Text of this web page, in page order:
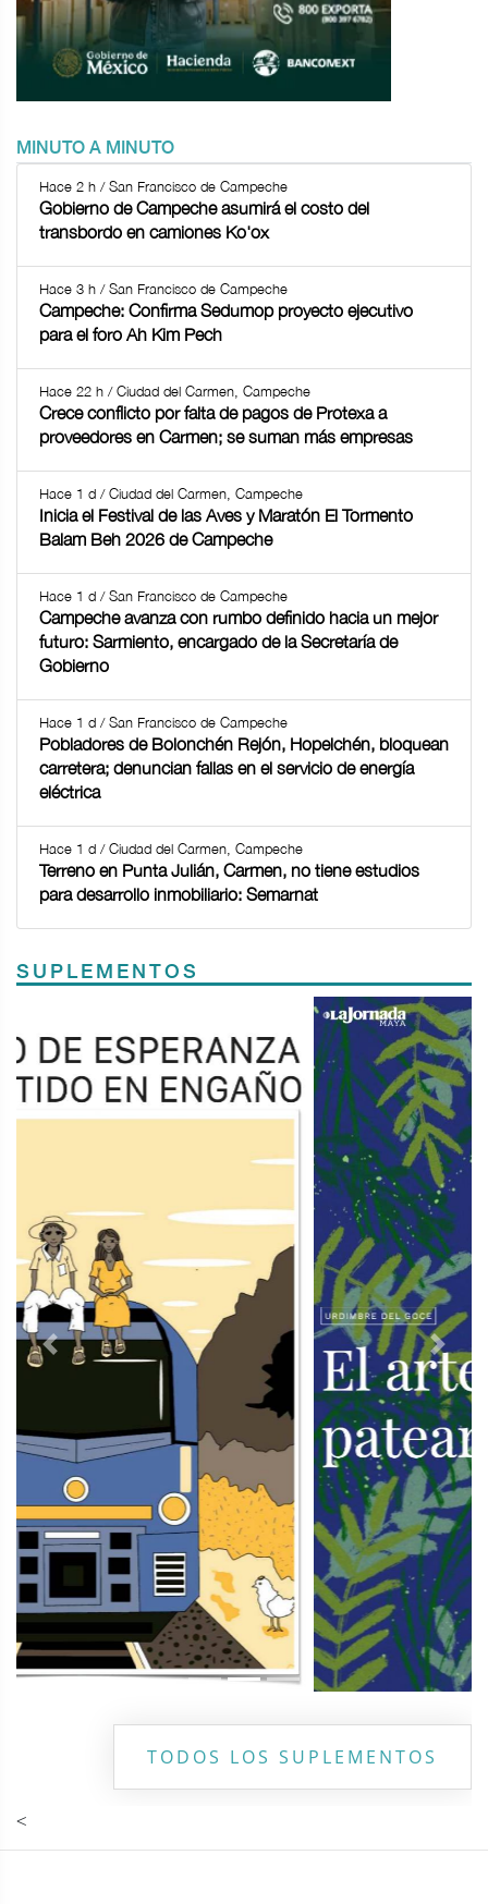
MINUTO A MINUTO
Hace 2 h / San Francisco de Campeche
Gobierno de Campeche asumirá el costo del
transbordo en camiones Ko'ox
Hace 3 h / San Francisco de Campeche
Campeche: Confirma Sedumop proyecto ejecutivo
para el foro Ah Kim Pech
Hace 22 h / Ciudad del Carmen, Campeche
Crece conflicto por falta de pagos de Protexa a
proveedores en Carmen; se suman más empresas
Hace 1 d / Ciudad del Carmen, Campeche
Inicia el Festival de las Aves y Maratón El Tormento
Balam Beh 2026 de Campeche
Hace 1 d / San Francisco de Campeche
Campeche avanza con rumbo definido hacia un mejor
futuro: Sarmiento, encargado de la Secretaría de
Gobierno
Hace 1 d / San Francisco de Campeche
Pobladores de Bolonchén Rejón, Hopelchén, bloquean
carretera; denuncian fallas en el servicio de energía
eléctrica
Hace 1 d / Ciudad del Carmen, Campeche
Terreno en Punta Julián, Carmen, no tiene estudios
para desarrollo inmobiliario: Semarnat
SUPLEMENTOS
Previous Next
TODOS LOS SUPLEMENTOS
<